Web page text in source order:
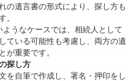
の遺言書の形式により、探し方も
。
うなケースでは、相続人として
ている可能性も考慮し、両方の遺
が重要です。
探し方
を自筆で作成し、署名・押印をし